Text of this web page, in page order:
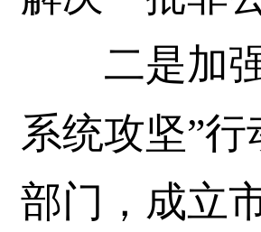
二是加强
系统攻坚”
部门，成立